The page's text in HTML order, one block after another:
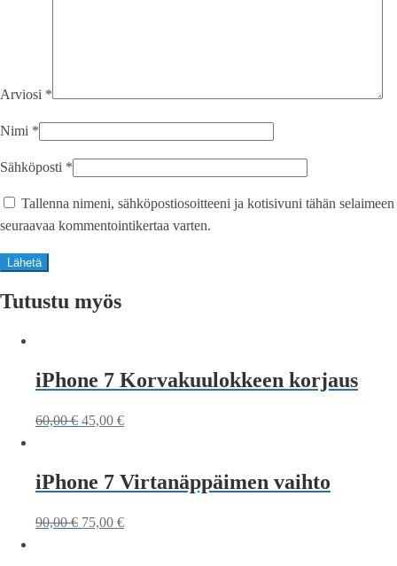
Arviosi *
Nimi *
Sähköposti *
Tallenna nimeni, sähköpostiosoitteeni ja kotisivuni tähän selaimeen
seuraavaa kommentointikertaa varten.
Tutustu myös
iPhone 7 Korvakuulokkeen korjaus
60,00€ 45,00 €
iPhone 7 Virtanäppäimen vaihto
90,00€ 75,00 €